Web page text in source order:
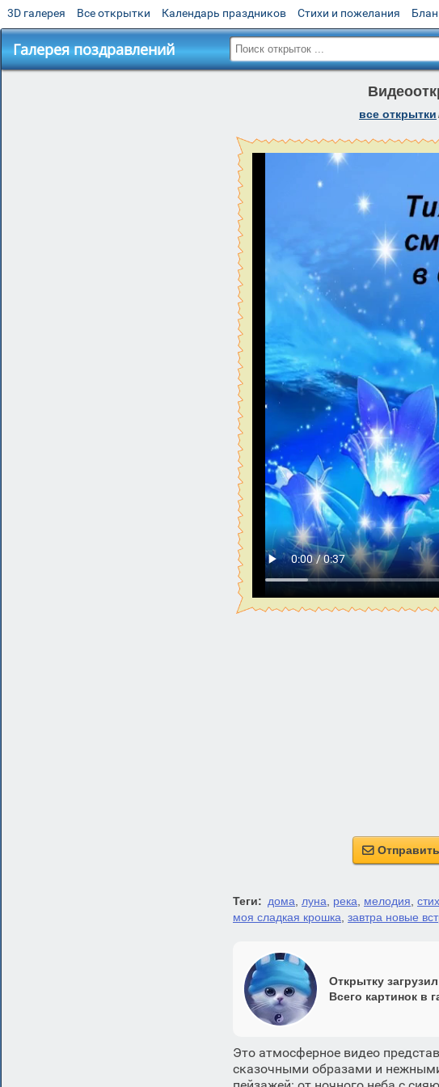
3D галерея Все открытки Календарь праздников Стихи и пожелания
Галерея поздравлений
все открытки

Теги: дома луна река мелодия стих
моя сладкая крошка завтра новые
Открытку
Всего картинок в
Это атмосферное видео
сказочными образами и